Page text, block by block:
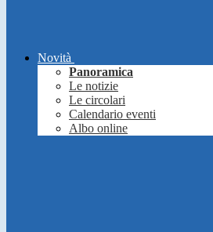
Novità
Panoramica
Le notizie
Le circolari
Calendario eventi
Albo online